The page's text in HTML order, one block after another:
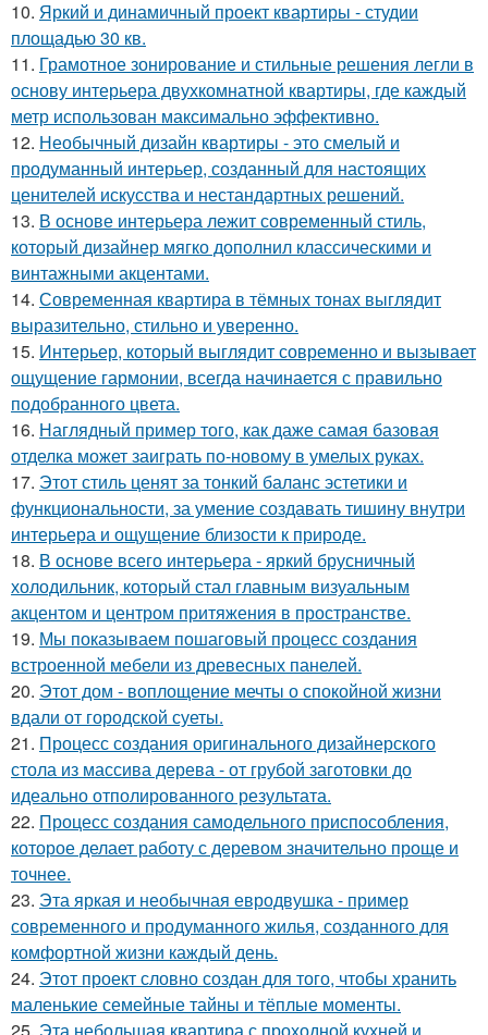
10. Яркий и динамичный проект квартиры - студии
площадью 30 кв.
11. Грамотное зонирование и стильные решения легли в
основу интерьера двухкомнатной квартиры, где каждый
метр использован максимально эффективно.
12. Необычный дизайн квартиры - это смелый и
продуманный интерьер, созданный для настоящих
ценителей искусства и нестандартных решений.
13. В основе интерьера лежит современный стиль,
который дизайнер мягко дополнил классическими и
винтажными акцентами.
14. Современная квартира в тёмных тонах выглядит
выразительно, стильно и уверенно.
15. Интерьер, который выглядит современно и вызывает
ощущение гармонии, всегда начинается с правильно
подобранного цвета.
16. Наглядный пример того, как даже самая базовая
отделка может заиграть по-новому в умелых руках.
17. Этот стиль ценят за тонкий баланс эстетики и
функциональности, за умение создавать тишину внутри
интерьера и ощущение близости к природе.
18. В основе всего интерьера - яркий брусничный
холодильник, который стал главным визуальным
акцентом и центром притяжения в пространстве.
19. Мы показываем пошаговый процесс создания
встроенной мебели из древесных панелей.
20. Этот дом - воплощение мечты о спокойной жизни
вдали от городской суеты.
21. Процесс создания оригинального дизайнерского
стола из массива дерева - от грубой заготовки до
идеально отполированного результата.
22. Процесс создания самодельного приспособления,
которое делает работу с деревом значительно проще и
точнее.
23. Эта яркая и необычная евродвушка - пример
современного и продуманного жилья, созданного для
комфортной жизни каждый день.
24. Этот проект словно создан для того, чтобы хранить
маленькие семейные тайны и тёплые моменты.